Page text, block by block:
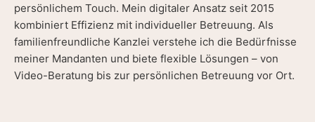
persönlichem Touch. Mein digitaler Ansatz seit 2015
kombiniert Effizienz mit individueller Betreuung. Als
familienfreundliche Kanzlei verstehe ich die Bedürfnisse
meiner Mandanten und biete flexible Lösungen – von
Video-Beratung bis zur persönlichen Betreuung vor Ort.